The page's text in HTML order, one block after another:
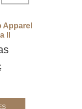
Apparel
II